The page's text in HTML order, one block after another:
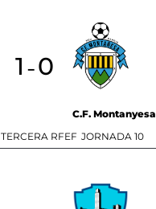
1-0
C.F. Montanyesa
TERCERA RFEF JORNADA 10